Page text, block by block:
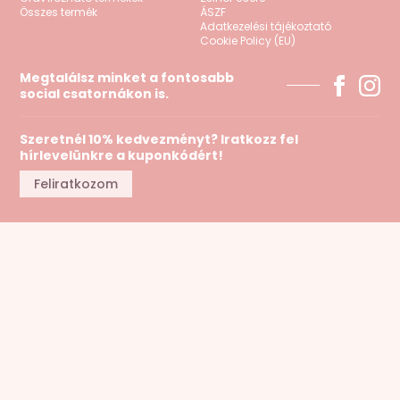
Gravír
Zsinór csere
Összes termék
ÁSZF
Adatkezelési tájékoztató
Cookie Policy (EU)
Megtalálsz minket a fontosabb
social csatornákon is.
Szeretnél 10% kedvezményt? Iratkozz fel
hírlevelünkre a kuponkódért!
Feliratkozom